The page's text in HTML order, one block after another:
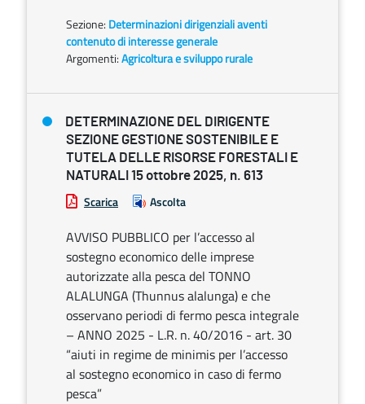
Sezione: Determinazioni dirigenziali aventi
contenuto di interesse generale
Argomenti:Agricoltura e sviluppo rurale
DETERMINAZIONE DEL DIRIGENTE
SEZIONE GESTIONE SOSTENIBILE E
TUTELA DELLE RISORSE FORESTALI E
NATURALI 15 ottobre 2025, n. 613
Scarica Ascolta
AVVISO PUBBLICO per l’accesso al
sostegno economico delle imprese
autorizzate alla pesca del TONNO
ALALUNGA (Thunnus alalunga) e che
osservano periodi di fermo pesca integrale
– ANNO 2025 - L.R. n. 40/2016 - art. 30
“aiuti in regime de minimis per l’accesso
al sostegno economico in caso di fermo
pesca”